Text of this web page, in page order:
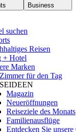
Business
suchen
Reisen
+ Hotel
Marken
für den Tag
Magazin
Neueröffnungen
Reiseziele des Monats
Familienausflüge
Entdecken Sie